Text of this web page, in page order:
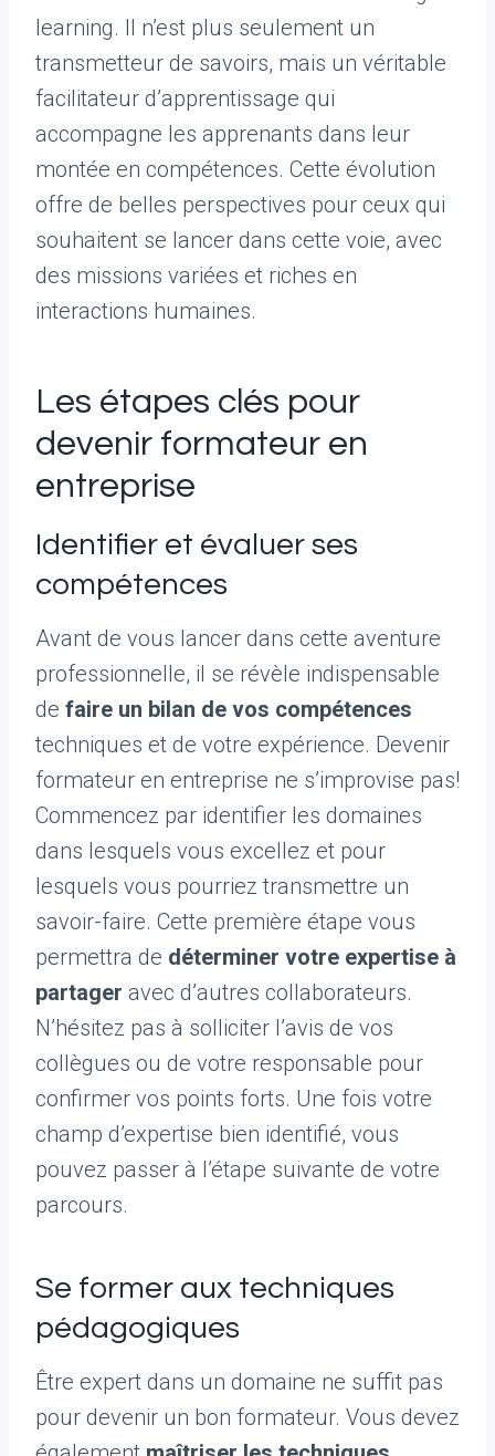
learning. Il n’est plus seulement un
transmetteur de savoirs, mais un véritable
facilitateur d’apprentissage qui
accompagne les apprenants dans leur
montée en compétences. Cette évolution
offre de belles perspectives pour ceux qui
souhaitent se lancer dans cette voie, avec
des missions variées et riches en
interactions humaines.
Les étapes clés pour
devenir formateur en
entreprise
Identifier et évaluer ses
compétences
Avant de vous lancer dans cette aventure
professionnelle, il se révèle indispensable
de faire un bilan de vos compétences
techniques et de votre expérience. Devenir
formateur en entreprise ne s’improvise pas!
Commencez par identifier les domaines
dans lesquels vous excellez et pour
lesquels vous pourriez transmettre un
savoir-faire. Cette première étape vous
permettra de déterminer votre expertise à
partager avec d’autres collaborateurs.
N’hésitez pas à solliciter l’avis de vos
collègues ou de votre responsable pour
confirmer vos points forts. Une fois votre
champ d’expertise bien identifié, vous
pouvez passer à l’étape suivante de votre
parcours.
Se former aux techniques
pédagogiques
Être expert dans un domaine ne suffit pas
pour devenir un bon formateur. Vous devez